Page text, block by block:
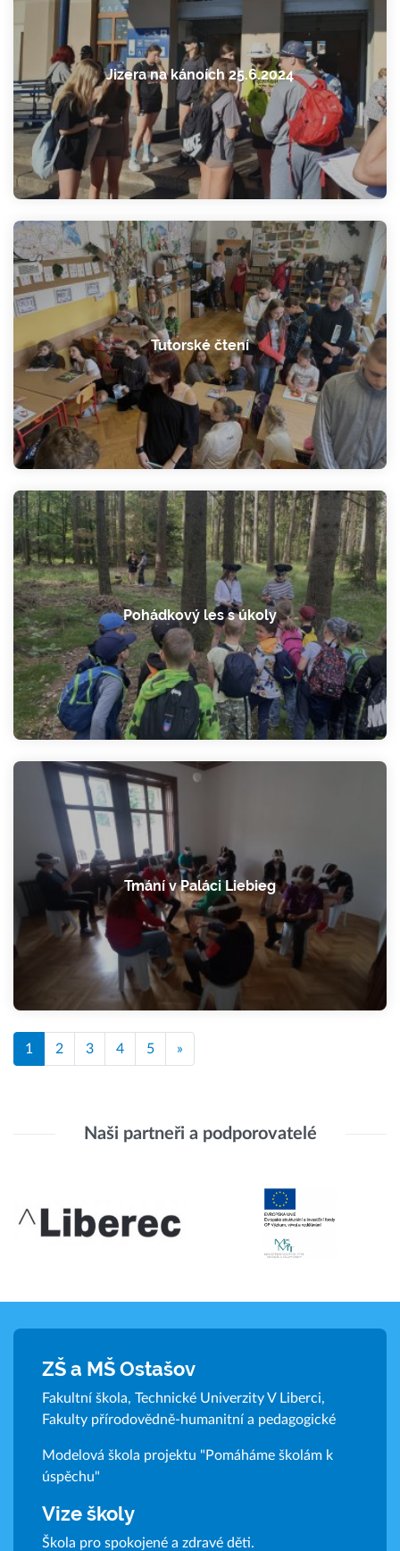
Jizera na kánoích 25.6.2024
Tutorské čtení
Pohádkový les s úkoly
Tmání v Paláci Liebieg
1 2 3 4 5 »
Naši partneři a podporovatelé
ZŠ a MŠ Ostašov
Fakultní škola, Technické Univerzity V Liberci,
Fakulty přírodovědně-humanitní a pedagogické
Modelová škola projektu "Pomáháme školám k
úspěchu"
Vize školy
Škola pro spokojené a zdravé děti.